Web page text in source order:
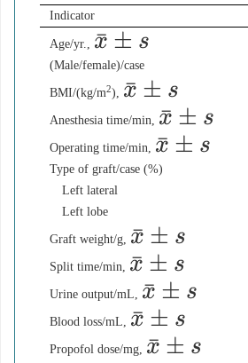
Indicator
Age/yr., x¯± s
(Male/female)/case
BMI/(kg/m2), x¯± s
Anesthesia time/min, x¯± s
Operating time/min, x¯± s
Type of graft/case (%)
Left lateral
Left lobe
Graft weight/g, x¯± s
Split time/min, x¯± s
Urine output/mL, x¯± s
Blood loss/mL, x¯± s
Propofol dose/mg, x¯± s